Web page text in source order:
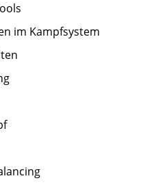
im Kampfsystem